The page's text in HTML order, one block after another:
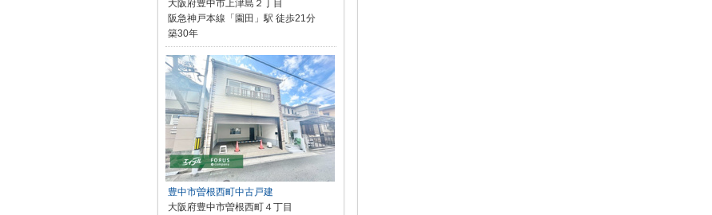
大阪府豊中市上津島２丁目
阪急神戸本線「園田」駅 徒歩21分
築30年
豊中市曽根西町中古戸建
大阪府豊中市曽根西町４丁目